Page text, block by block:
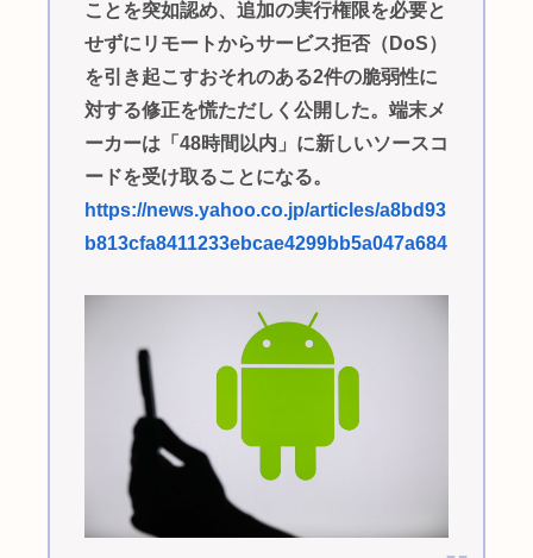
ことを突如認め、追加の実行権限を必要と
せずにリモートからサービス拒否（DoS）
を引き起こすおそれのある2件の脆弱性に
対する修正を慌ただしく公開した。端末メ
ーカーは「48時間以内」に新しいソースコ
ードを受け取ることになる。
https://news.yahoo.co.jp/articles/a8bd93
b813cfa8411233ebcae4299bb5a047a684